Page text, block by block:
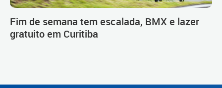
Fim de semana tem escalada, BMX e lazer
gratuito em Curitiba